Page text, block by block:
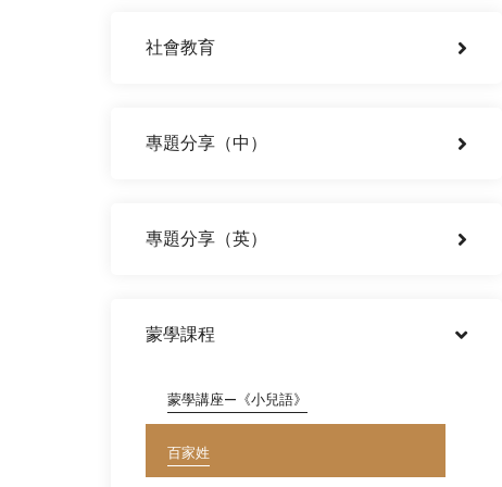
社會教育
專題分享（中）
專題分享（英）
蒙學課程
蒙學講座—《小兒語》
百家姓